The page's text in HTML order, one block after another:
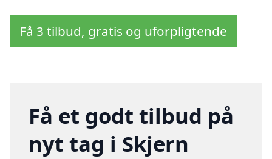
Få 3 tilbud, gratis og uforpligtende
Få et godt tilbud på
nyt tag i Skjern